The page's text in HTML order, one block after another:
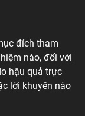
đích tham
nào, đối với
hậu quả trực
lời khuyên nào